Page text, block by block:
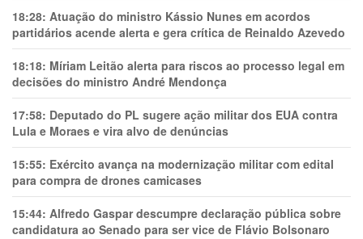
18:28: Atuação do ministro Kássio Nunes em acordos
partidários acende alerta e gera crítica de Reinaldo Azevedo
18:18: Míriam Leitão alerta para riscos ao processo legal em
decisões do ministro André Mendonça
17:58: Deputado do PL sugere ação militar dos EUA contra
Lula e Moraes e vira alvo de denúncias
15:55: Exército avança na modernização militar com edital
para compra de drones camicases
15:44: Alfredo Gaspar descumpre declaração pública sobre
candidatura ao Senado para ser vice de Flávio Bolsonaro